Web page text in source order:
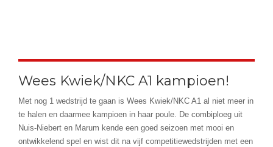
Wees Kwiek/NKC A1 kampioen!
Met nog 1 wedstrijd te gaan is Wees Kwiek/NKC A1 al niet meer in
te halen en daarmee kampioen in haar poule. De combiploeg uit
Nuis-Niebert en Marum kende een goed seizoen met mooi en
ontwikkelend spel en wist dit na vijf competitiewedstrijden met een